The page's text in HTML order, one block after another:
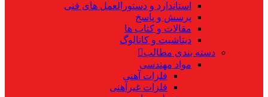
استاندارد و دستورالعمل های فنی
پرسش و پاسخ
مقالات و کتاب ها
دیتاشیت و کاتالوگ
دسته بندی مطالب
مواد مهندسی
فلزات آهنی
فلزات غیرآهنی